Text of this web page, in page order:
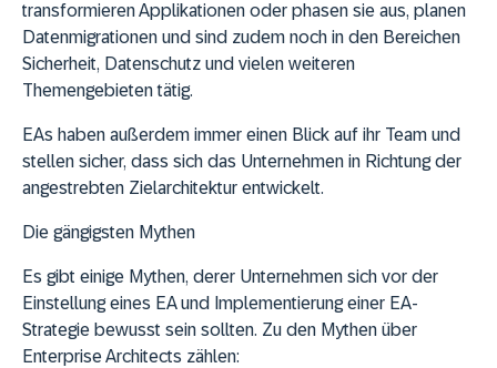
transformieren Applikationen oder phasen sie aus, planen
Datenmigrationen und sind zudem noch in den Bereichen
Sicherheit, Datenschutz und vielen weiteren
Themengebieten tätig.
EAs haben außerdem immer einen Blick auf ihr Team und
stellen sicher, dass sich das Unternehmen in Richtung der
angestrebten Zielarchitektur entwickelt.
Die gängigsten Mythen
Es gibt einige Mythen, derer Unternehmen sich vor der
Einstellung eines EA und Implementierung einer EA-
Strategie bewusst sein sollten. Zu den Mythen über
Enterprise Architects zählen: